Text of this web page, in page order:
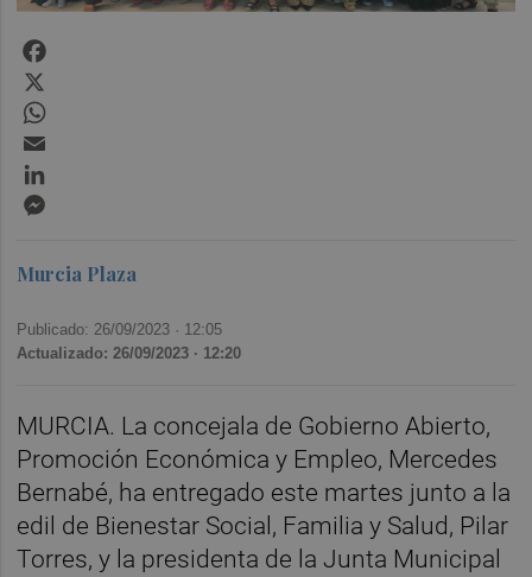
Murcia Plaza
Publicado: 26/09/2023 · 12:05
Actualizado: 26/09/2023 · 12:20
MURCIA. La concejala de Gobierno Abierto,
Promoción Económica y Empleo, Mercedes
Bernabé, ha entregado este martes junto a la
edil de Bienestar Social, Familia y Salud, Pilar
Torres, y la presidenta de la Junta Municipal